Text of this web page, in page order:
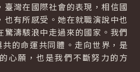
臺灣在國際社會的表現，相信國
也有所感受。她在就職演說中也
驚濤駭浪中走過來的國家。我們
的命運共同體。走向世界，是
心願，也是我們不斷努力的方